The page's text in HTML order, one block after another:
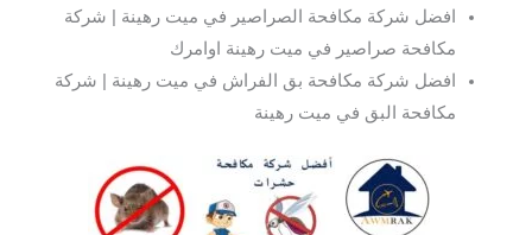
افضل شركة مكافحة الصراصير في ميت رهينة | شركة
مكافحة صراصير في ميت رهينة اوامرك
افضل شركة مكافحة بق الفراش في ميت رهينة | شركة
مكافحة البق في ميت رهينة